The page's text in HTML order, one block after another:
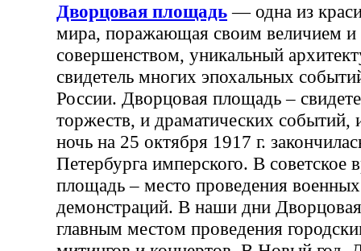
Дворцовая площадь— одна из
мира, поражающая своим величием и
совершенством, уникальный
свидетель многих эпохальных
России. Дворцовая площадь –
торжеств, и драматических событий,
ночь на 25 октября 1917 г.
Петербурга имперского. В советское
площадь – место проведения
демонстраций. В наши дни
главным местом проведения